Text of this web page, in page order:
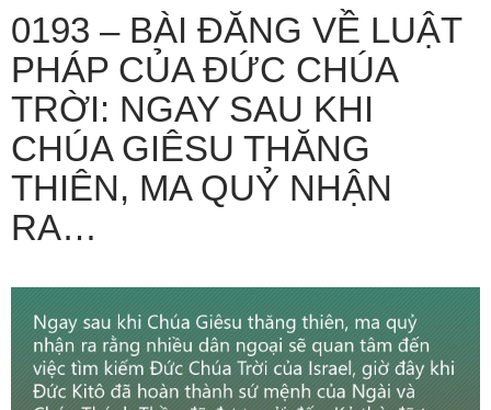
0193 – BÀI ĐĂNG VỀ LUẬT
PHÁP CỦA ĐỨC CHÚA
TRỜI: NGAY SAU KHI
CHÚA GIÊSU THĂNG
THIÊN, MA QUỶ NHẬN
RA…